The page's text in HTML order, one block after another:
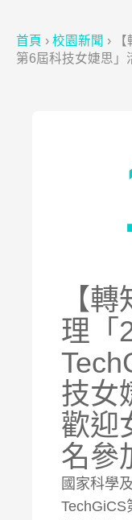
首頁 › 校園新聞 ›
第6屆科技女婕思」
【
理「
技女
歡迎
名參
國家科學
TechGiCS